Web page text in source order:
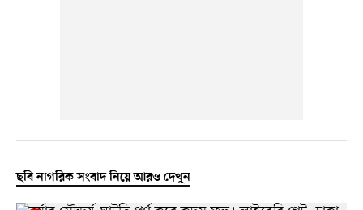
ছবি নাগরিক সংবাদ নিয়ে আরও দেখুন